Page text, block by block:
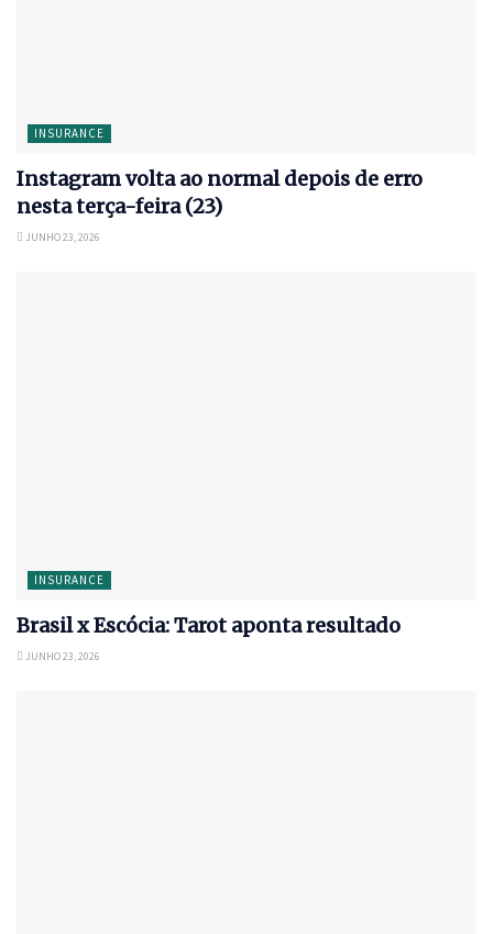
INSURANCE
Instagram volta ao normal depois de erro
nesta terça-feira (23)
JUNHO 23, 2026
INSURANCE
Brasil x Escócia: Tarot aponta resultado
JUNHO 23, 2026